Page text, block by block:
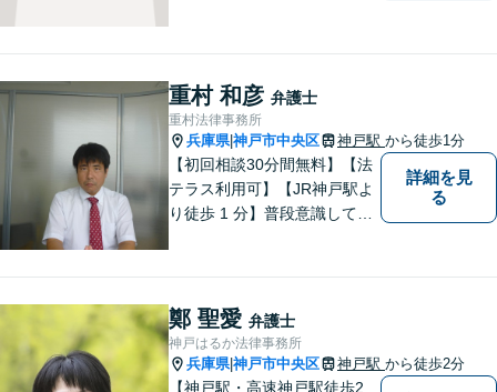
います。一人ひとりに誠意を
持って尽力しますので、ぜひ
一度ご相談ください。
重村 和彦 弁護士
重村法律事務所
兵庫県|神戸市中央区 神戸駅 から徒歩1分
【初回相談30分間無料】【法
テラス利用可】【JR神戸駅よ
り徒歩 1 分】普段意識してい
気軽にご相談下さい。
詳細を見
る
鄭 聖愛 弁護士
神戸はるか法律事務所
兵庫県|神戸市中央区 神戸駅 から徒歩2分
【神戸駅・高速神戸駅徒歩2